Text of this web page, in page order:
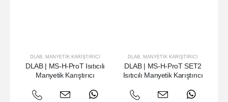
DLAB, MANYETIK KARIŞTIRICI
DLAB | MS-H-ProT Isıtıcılı
Manyetik Karıştırıcı
DLAB, MANYETIK KARIŞTIRICI
DLAB | MS-H-ProT SET2
Isıtıcılı Manyetik Karıştırıcı